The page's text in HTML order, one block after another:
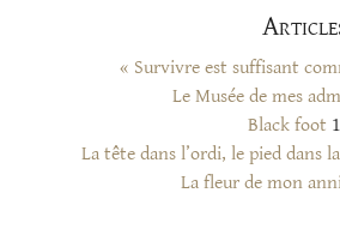
« Survivre est suffisant
Le Musée de mes
Black foot
La tête dans l’ordi, le pied dans
La fleur de mon